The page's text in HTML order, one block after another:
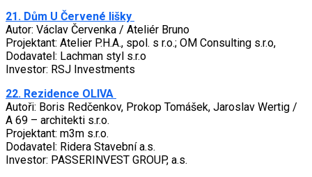
21. Dům U Červené lišky
Autor: Václav Červenka / Ateliér Bruno
Projektant: Atelier P.H.A., spol. s r.o.; OM Consulting s.r.o,
Dodavatel: Lachman styl s.r.o
Investor: RSJ Investments
22. Rezidence OLIVA
Autoři: Boris Redčenkov, Prokop Tomášek, Jaroslav Wertig /
A 69 – architekti s.r.o.
Projektant: m3m s.r.o.
Dodavatel: Ridera Stavební a.s.
Investor: PASSERINVEST GROUP, a.s.